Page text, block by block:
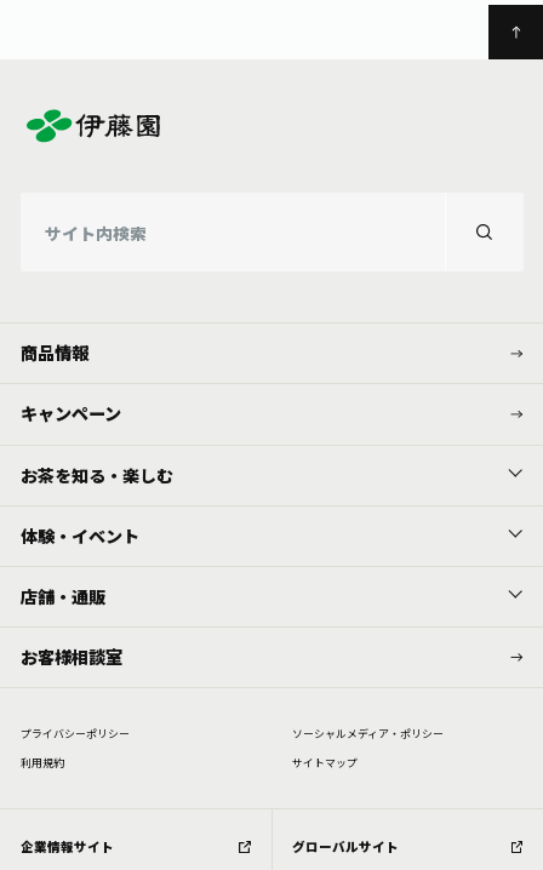
商品情報
キャンペーン
お茶を知る・楽しむ
体験・イベント
店舗・通販
お客様相談室
プライバシーポリシー
ソーシャルメディア・ポリシー
利⽤規約
サイトマップ
企業情報サイト グローバルサイト